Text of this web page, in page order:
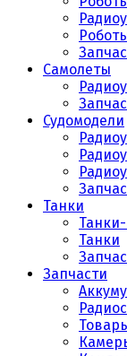
Самолеты
Судомодели
Танки
Танки
Запчасти